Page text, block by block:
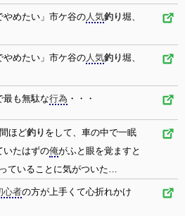
やめたい」市ケ谷の人気釣り堀、
やめたい」市ケ谷の人気釣り堀、
最も無駄な行為 ・・・
ほど釣り をして、車の中で一眠
いたはずの俺がふと眼を覚ますと
ていることに気がついた…
心者の方が上手くて心折れかけ